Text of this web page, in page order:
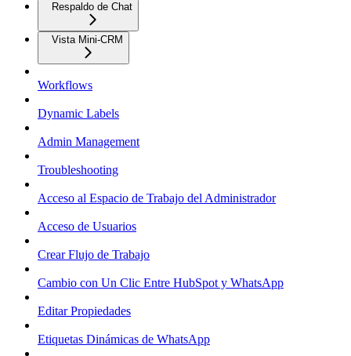
Respaldo de Chat
Vista Mini-CRM
Workflows
Dynamic Labels
Admin Management
Troubleshooting
Acceso al Espacio de Trabajo del Administrador
Acceso de Usuarios
Crear Flujo de Trabajo
Cambio con Un Clic Entre HubSpot y WhatsApp
Editar Propiedades
Etiquetas Dinámicas de WhatsApp